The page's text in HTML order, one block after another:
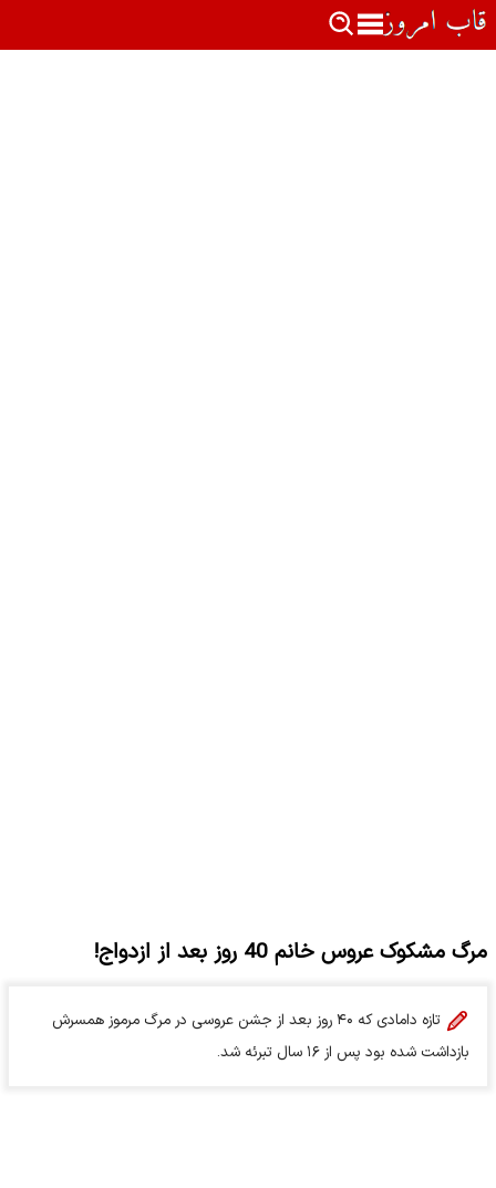
مرگ مشکوک عروس خانم 40 روز بعد از ازدواج!
تازه دامادی که ۴۰ روز بعد از جشن عروسی در مرگ مرموز همسرش
بازداشت شده بود پس از ۱۶ سال تبرئه شد.